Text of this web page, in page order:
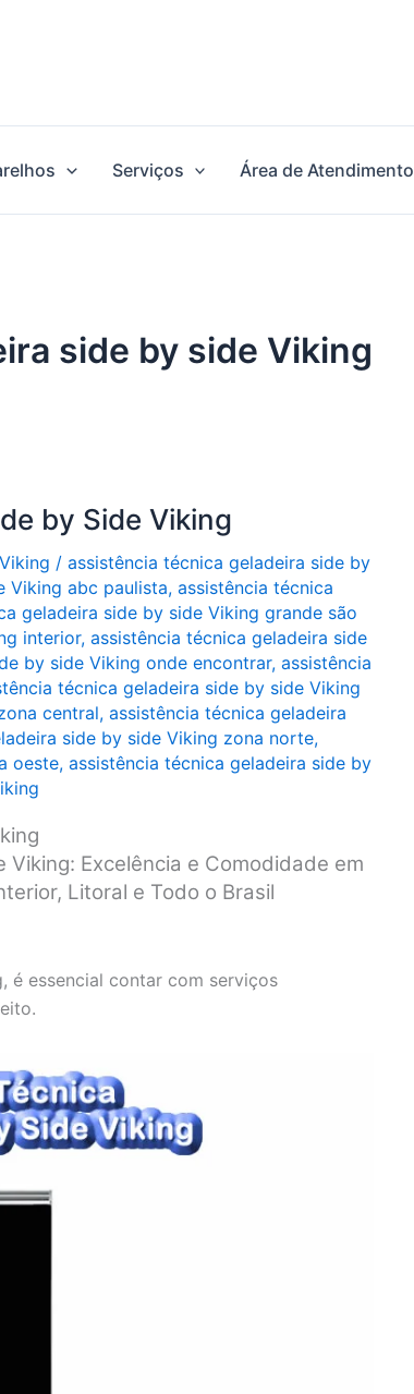
Serviços Área de Atendimento
side by side Viking
by Side Viking
/ assistência técnica geladeira side by
Viking abc paulista, assistência técnica
geladeira side by side Viking grande são
interior, assistência técnica geladeira side
by side Viking onde encontrar, assistência
técnica geladeira side by side Viking
central, assistência técnica geladeira
side by side Viking zona norte,
oeste, assistência técnica geladeira side by
Excelência e Comodidade em
Litoral e Todo o Brasil
é essencial contar com serviços